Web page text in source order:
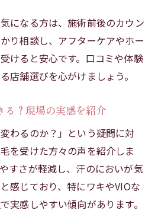
になる方は、施術前後のカウン
り相談し、アフターケアやホー
けると安心です。口コミや体験
店舗選びを心がけましょう。
る？現場の実感を紹介
わるのか？」という疑問に対
を受けた方々の声を紹介しま
すさが軽減し、汗のにおいが気
感じており、特にワキやVIOな
実感しやすい傾向があります。